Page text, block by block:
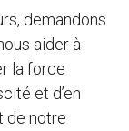
demandons
aider à
la force
et d’en
de notre